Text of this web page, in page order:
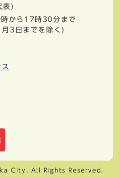
表)
から17時30分まで
3日までを除く)
City. All Rights Reserved.